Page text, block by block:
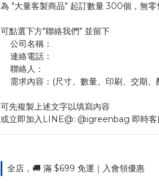
為 "大量客製商品" 起訂數量 300個，無零
可點選下方"聯絡我們" 並留下
    公司名稱：
    連絡電話：
    聯絡人：
需求內容：(尺寸、數量、印刷、交期、
可先複製上述文字以填寫內容
或立即加入LINE@: @igreenbag 即時客
全店，🚚 滿 $699 免運｜入會領優惠